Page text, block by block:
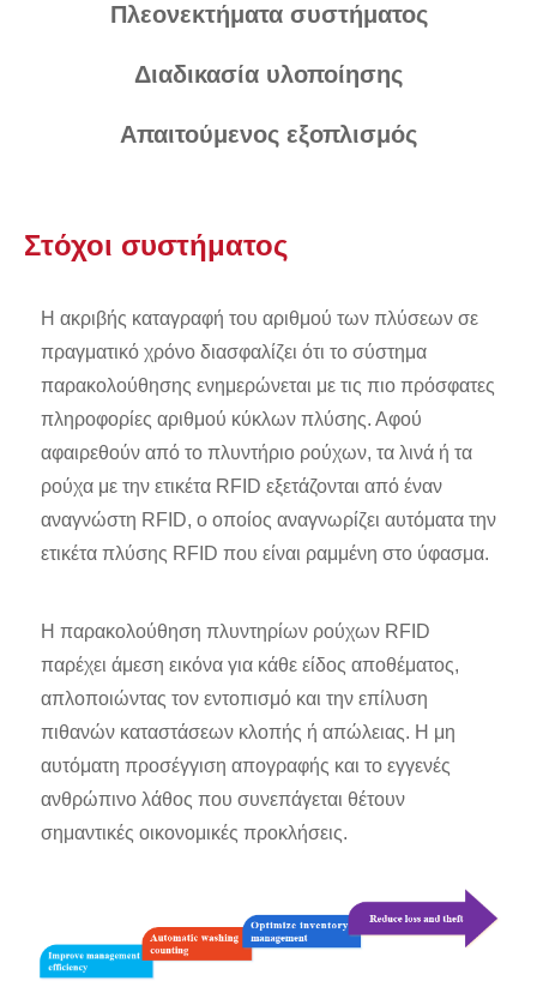
Πλεονεκτήματα συστήματος
Διαδικασία υλοποίησης
Απαιτούμενος εξοπλισμός
Στόχοι συστήματος
Η ακριβής καταγραφή του αριθμού των πλύσεων σε
πραγματικό χρόνο διασφαλίζει ότι το σύστημα
παρακολούθησης ενημερώνεται με τις πιο πρόσφατες
πληροφορίες αριθμού κύκλων πλύσης. Αφού
αφαιρεθούν από το πλυντήριο ρούχων, τα λινά ή τα
ρούχα με την ετικέτα RFID εξετάζονται από έναν
αναγνώστη RFID, ο οποίος αναγνωρίζει αυτόματα την
ετικέτα πλύσης RFID που είναι ραμμένη στο ύφασμα.
Η παρακολούθηση πλυντηρίων ρούχων RFID
παρέχει άμεση εικόνα για κάθε είδος αποθέματος,
απλοποιώντας τον εντοπισμό και την επίλυση
πιθανών καταστάσεων κλοπής ή απώλειας. Η μη
αυτόματη προσέγγιση απογραφής και το εγγενές
ανθρώπινο λάθος που συνεπάγεται θέτουν
σημαντικές οικονομικές προκλήσεις.